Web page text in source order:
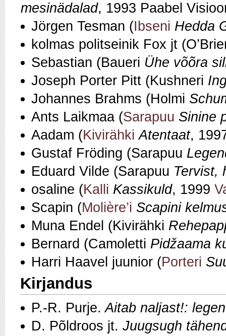
mesinädalad, 1993 Paabel
Jörgen Tesman (Ibseni Hedda
kolmas politseinik Fox jt
Sebastian (Baueri Ühe võõra
Joseph Porter Pitt (Kushneri
Johannes Brahms (Holmi
Ants Laikmaa (Sarapuu Sinine
Aadam (Kivirähki Atentaat,
Gustaf Fröding (Sarapuu
Eduard Vilde (Sarapuu Tervist,
osaline (Kalli Kassikuld, 1999
Scapin (Molière’i Scapini
Muna Endel (Kivirähki
Bernard (Camoletti Pidžaama
Harri Haavel juunior (Porteri
Kirjandus
P.-R. Purje. Aitab naljast!:
D. Põldroos jt. Juugsugh